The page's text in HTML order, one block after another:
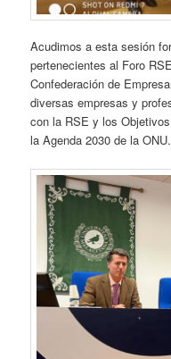
Acudimos a esta sesión
pertenecientes al Foro
Confederación de
diversas empresas y
con la RSE y los
la Agenda 2030 de la ONU.